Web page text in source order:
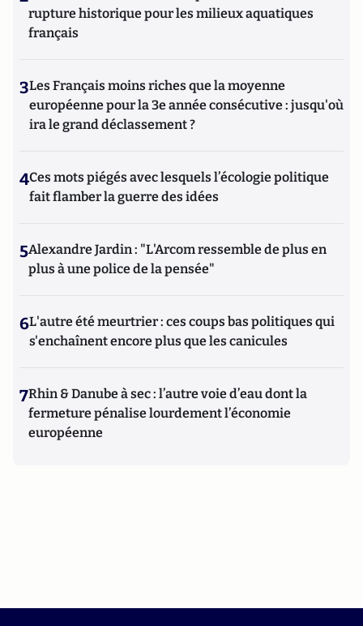
rupture historique pour les milieux aquatiques
français
3Les Français moins riches que la moyenne
européenne pour la 3e année consécutive : jusqu'où
ira le grand déclassement ?
4Ces mots piégés avec lesquels l’écologie politique
fait flamber la guerre des idées
5Alexandre Jardin : "L'Arcom ressemble de plus en
plus à une police de la pensée"
6L'autre été meurtrier : ces coups bas politiques qui
s'enchaînent encore plus que les canicules
7Rhin & Danube à sec : l’autre voie d’eau dont la
fermeture pénalise lourdement l’économie
européenne